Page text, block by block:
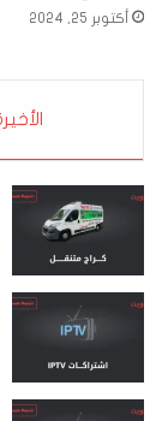
أكتوبر 25, 2024